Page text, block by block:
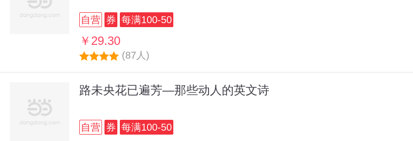
自营 券 每满100-50
￥29.30
(87人)
路未央花已遍芳—那些动人的英文诗
自营 券 每满100-50